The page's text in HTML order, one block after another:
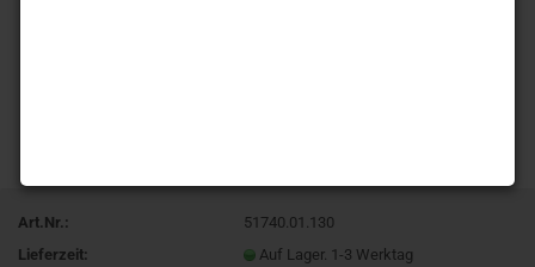
Art.Nr.:
51740.01.130
Lieferzeit:
Auf Lager. 1-3 Werktag